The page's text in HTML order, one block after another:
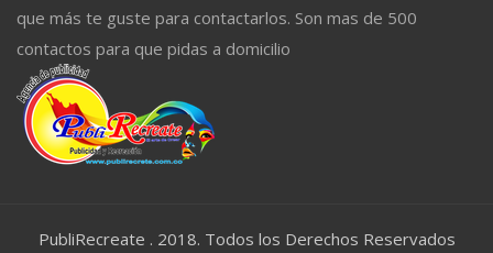
que más te guste para contactarlos. Son mas de 500
contactos para que pidas a domicilio
PubliRecreate . 2018. Todos los Derechos Reservados